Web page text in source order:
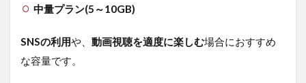
中量プラン(5～10GB)
SNSの利用や、 動画視聴を適度に楽しむ場合におすすめ
な容量です。